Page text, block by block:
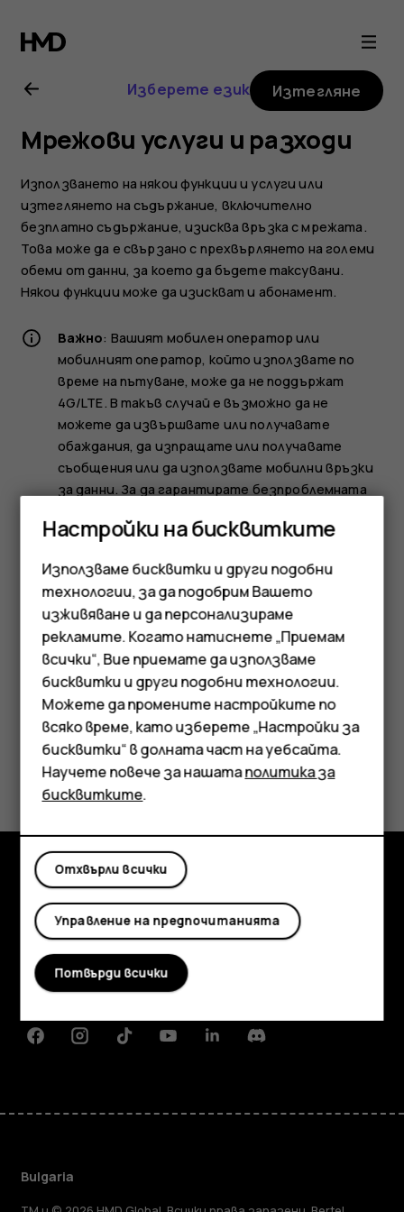
Ръководство
на
потребителя
за
Nokia
2.1
Смартфони
Мобилни телефони
Аксесоари
Таблети
Изберете език Изтегляне
Мрежови услуги и разходи
Използването на някои функции и услуги или
изтеглянето на съдържание, включително
безплатно съдържание, изисква връзка с мрежата.
Това може да е свързано с прехвърлянето на големи
обеми от данни, за което да бъдете таксувани.
Някои функции може да изискват и абонамент.
Важно: Вашият мобилен оператор или
мобилният оператор, който използвате по
време на пътуване, може да не поддържат
4G/LTE. В такъв случай е възможно да не
можете да извършвате или получавате
обаждания, да изпращате или получавате
съобщения или да използвате мобилни връзки
за данни. За да гарантирате безпроблемната
пълната услуга за 4G/LTE, препоръчително е да
от 4G на 3G. За да направите това, в началния
екран докоснетеНастройки>Мрежа и
интернет>Мобилна мрежаи превключете
Предпочитан тип мрежана3G.
Полезен ли беше този отговор?
Изследвайте
Информация
Planet and people
FacebookInstagramTiktokYoutubeLinkedinDiscord
Bulgaria
Настройки на бисквитките
Използваме бисквитки и други подобни
технологии, за да подобрим Вашето
изживяване и да персонализираме
рекламите. Когато натиснете „Приемам
всички“, Вие приемате да използваме
бисквитки и други подобни технологии.
Можете да промените настройките по
всяко време, като изберете „Настройки за
бисквитки“ в долната част на уебсайта.
Научете повече за нашатаполитика за
бисквитките.
Отхвърли всички
Управление на предпочитанията
Потвърди всички